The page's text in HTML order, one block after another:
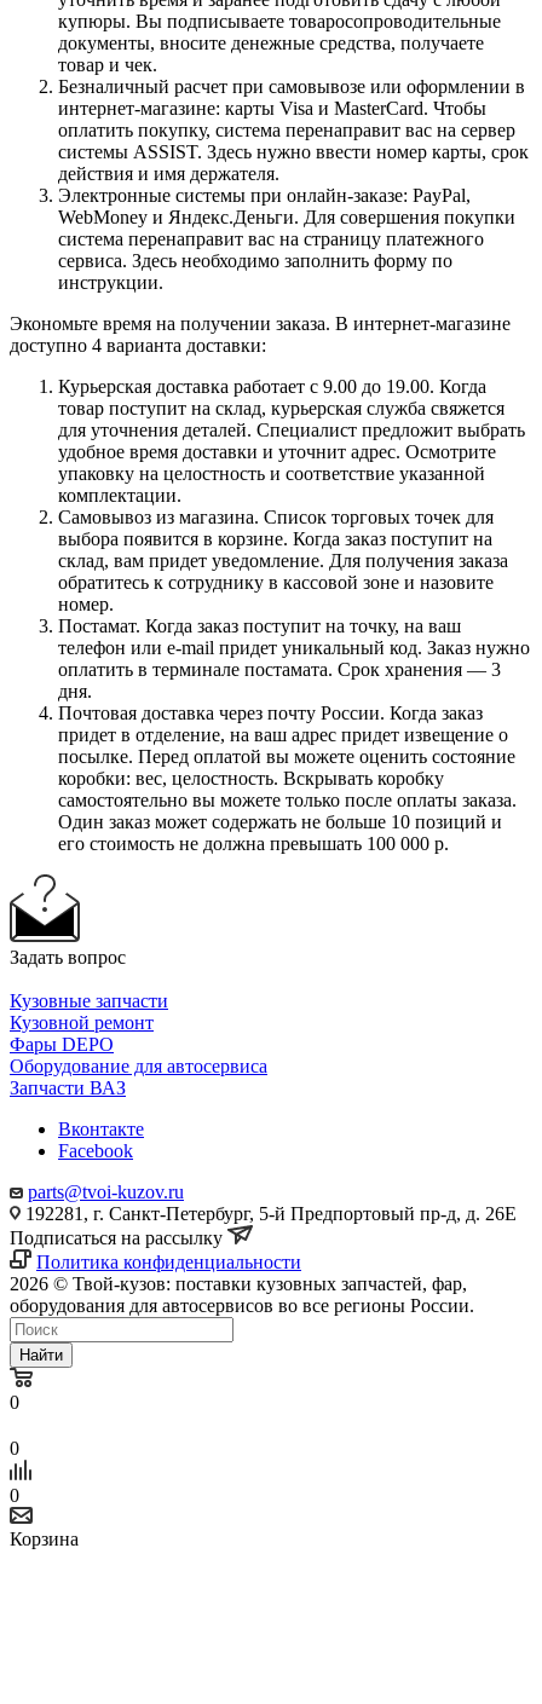
купюры. Вы подписываете товаросопроводительные
документы, вносите денежные средства, получаете
товар и чек.
Безналичный расчет при самовывозе или оформлении в
интернет-магазине: карты Visa и MasterCard. Чтобы
оплатить покупку, система перенаправит вас на сервер
системы ASSIST. Здесь нужно ввести номер карты, срок
действия и имя держателя.
Электронные системы при онлайн-заказе: PayPal,
WebMoney и Яндекс.Деньги. Для совершения покупки
система перенаправит вас на страницу платежного
сервиса. Здесь необходимо заполнить форму по
инструкции.
Экономьте время на получении заказа. В интернет-магазине
доступно 4 варианта доставки:
Курьерская доставка работает с 9.00 до 19.00. Когда
товар поступит на склад, курьерская служба свяжется
для уточнения деталей. Специалист предложит выбрать
удобное время доставки и уточнит адрес. Осмотрите
упаковку на целостность и соответствие указанной
комплектации.
Самовывоз из магазина. Список торговых точек для
выбора появится в корзине. Когда заказ поступит на
склад, вам придет уведомление. Для получения заказа
обратитесь к сотруднику в кассовой зоне и назовите
номер.
Постамат. Когда заказ поступит на точку, на ваш
телефон или e-mail придет уникальный код. Заказ нужно
оплатить в терминале постамата. Срок хранения — 3
дня.
Почтовая доставка через почту России. Когда заказ
придет в отделение, на ваш адрес придет извещение о
посылке. Перед оплатой вы можете оценить состояние
коробки: вес, целостность. Вскрывать коробку
самостоятельно вы можете только после оплаты заказа.
Один заказ может содержать не больше 10 позиций и
его стоимость не должна превышать 100 000 р.
Задать вопрос
Кузовные запчасти
Кузовной ремонт
Фары DEPO
Оборудование для автосервиса
Запчасти ВАЗ
Вконтакте
Facebook
parts@tvoi-kuzov.ru
192281, г. Санкт-Петербург, 5-й Предпортовый пр-д, д. 26Е
Подписаться на рассылку
Политика конфиденциальности
2026 © Твой-кузов: поставки кузовных запчастей, фар,
оборудования для автосервисов во все регионы России.
Найти
0
0
0
Корзина